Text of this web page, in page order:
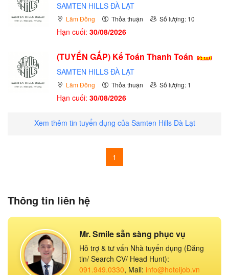
SAMTEN HILLS ĐÀ LẠT
Lâm Đồng Thỏa thuận Số lượng: 10
Hạn cuối: 30/08/2026
(TUYỂN GẤP) Kế Toán Thanh Toán
SAMTEN HILLS ĐÀ LẠT
Lâm Đồng Thỏa thuận Số lượng: 1
Hạn cuối: 30/08/2026
Xem thêm tin tuyển dụng của Samten Hills Đà Lạt
1
Thông tin liên hệ
Mr. Smile sẵn sàng phục vụ
Hỗ trợ & tư vấn Nhà tuyển dụng (Đăng
tin/ Search CV/ Head Hunt):
091.949.0330, Mail: info@hoteljob.vn